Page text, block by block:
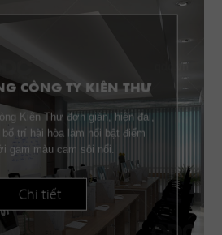
CÔNG TY KIÊN THƯ
Kiên Thư đơn giản, hiện đại,
trí hài hòa làm nổi bật điểm
gam màu cam sôi nổi.
Chi tiết